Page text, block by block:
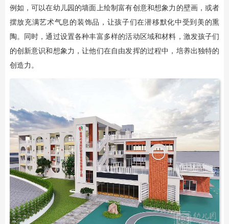
例如，可以在幼儿园的墙面上绘制富有创意和想象力的壁画，或者
摆放充满艺术气息的装饰品，让孩子们在潜移默化中受到美的熏
陶。同时，通过设置各种丰富多样的活动区域和材料，激发孩子们
的创新意识和想象力，让他们在自由发挥的过程中，培养出独特的
创造力。